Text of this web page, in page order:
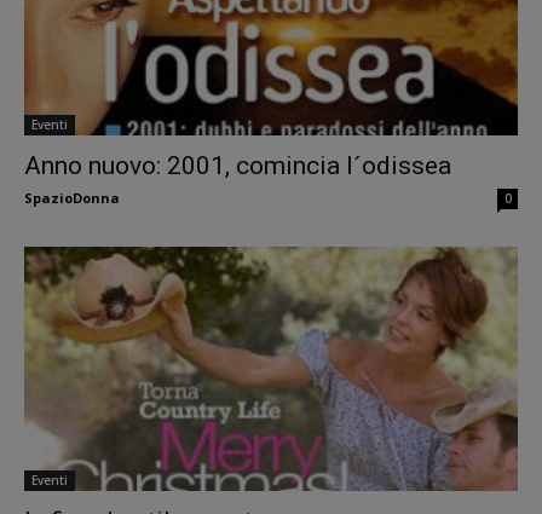
Eventi
Anno nuovo: 2001, comincia l´odissea
SpazioDonna 0
Eventi